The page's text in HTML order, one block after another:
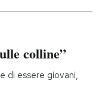
colline”
di essere giovani,